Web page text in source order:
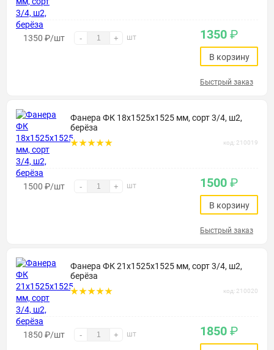
1350 ₽/шт - + шт 1350 ₽
В корзину
Быстрый заказ
Фанера ФК 18х1525х1525 мм, сорт 3/4, ш2,
берёза
код: 210019
1500 ₽/шт - + шт 1500 ₽
В корзину
Быстрый заказ
Фанера ФК 21х1525х1525 мм, сорт 3/4, ш2,
берёза
код: 210020
1850 ₽/шт - + шт 1850 ₽